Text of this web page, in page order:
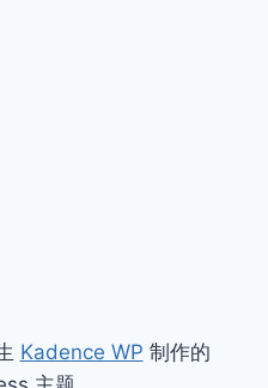
Kadence WP 制作的